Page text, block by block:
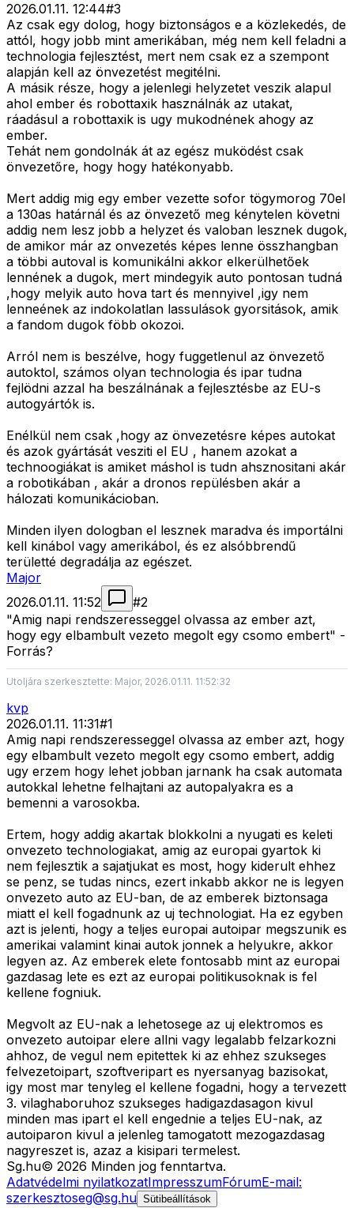
2026.01.11. 12:44#3
Az csak egy dolog, hogy biztonságos e a közlekedés, de
attól, hogy jobb mint amerikában, még nem kell feladni a
technologia fejlesztést, mert nem csak ez a szempont
alapján kell az önvezetést megitélni.
A másik része, hogy a jelenlegi helyzetet veszik alapul
ahol ember és robottaxik használnák az utakat,
ráadásul a robottaxik is ugy mukodnének ahogy az
ember.
Tehát nem gondolnák át az egész muködést csak
önvezetőre, hogy hogy hatékonyabb.
Mert addig mig egy ember vezette sofor tögymorog 70el
a 130as határnál és az önvezető meg kénytelen követni
addig nem lesz jobb a helyzet és valoban lesznek dugok,
de amikor már az onvezetés képes lenne összhangban
a többi autoval is komunikálni akkor elkerülhetőek
lennének a dugok, mert mindegyik auto pontosan tudná
,hogy melyik auto hova tart és mennyivel ,igy nem
lenneének az indokolatlan lassulások gyorsitások, amik
a fandom dugok föbb okozoi.
Arról nem is beszélve, hogy fuggetlenul az önvezető
autoktol, számos olyan technologia és ipar tudna
fejlödni azzal ha beszálnának a fejlesztésbe az EU-s
autogyártók is.
Enélkül nem csak ,hogy az önvezetésre képes autokat
és azok gyártását vesziti el EU , hanem azokat a
technoogiákat is amiket máshol is tudn ahsznositani akár
a robotikában , akár a dronos repülésben akár a
hálozati komunikácioban.
Minden ilyen dologban el lesznek maradva és importálni
kell kinábol vagy amerikábol, és ez alsóbbrendű
területté degradálja az egészet.
Major
2026.01.11. 11:52
#2
"Amig napi rendszeresseggel olvassa az ember azt,
hogy egy elbambult vezeto megolt egy csomo embert" -
Forrás?
Utoljára szerkesztette: Major, 2026.01.11. 11:52:32
kvp
2026.01.11. 11:31#1
Amig napi rendszeresseggel olvassa az ember azt, hogy
egy elbambult vezeto megolt egy csomo embert, addig
ugy erzem hogy lehet jobban jarnank ha csak automata
autokkal lehetne felhajtani az autopalyakra es a
bemenni a varosokba.
Ertem, hogy addig akartak blokkolni a nyugati es keleti
onvezeto technologiakat, amig az europai gyartok ki
nem fejlesztik a sajatjukat es most, hogy kiderult ehhez
se penz, se tudas nincs, ezert inkabb akkor ne is legyen
onvezeto auto az EU-ban, de az emberek biztonsaga
miatt el kell fogadnunk az uj technologiat. Ha ez egyben
azt is jelenti, hogy a teljes europai autoipar megszunik es
amerikai valamint kinai autok jonnek a helyukre, akkor
legyen az. Az emberek elete fontosabb mint az europai
gazdasag lete es ezt az europai politikusoknak is fel
kellene fogniuk.
Megvolt az EU-nak a lehetosege az uj elektromos es
onvezeto autoipar elere allni vagy legalabb felzarkozni
ahhoz, de vegul nem epitettek ki az ehhez szukseges
felvezetoipart, szoftveripart es nyersanyag bazisokat,
igy most mar tenyleg el kellene fogadni, hogy a tervezett
3. vilaghaboruhoz szukseges hadigazdasagon kivul
minden mas ipart el kell engednie a teljes EU-nak, az
autoiparon kivul a jelenleg tamogatott mezogazdasag
nagyreszet is, azaz a kisipari termelest.
Sg.hu© 2026 Minden jog fenntartva.
Adatvédelmi nyilatkozatImpresszumFórumE-mail:
szerkesztoseg@sg.hu Sütibeállítások